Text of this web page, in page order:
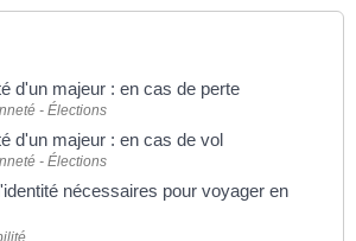
d'un majeur : en cas de perte
- Élections
d'un majeur : en cas de vol
- Élections
nécessaires pour voyager en